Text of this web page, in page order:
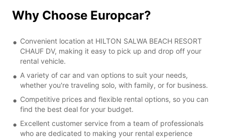
Why Choose Europcar?
Convenient location at HILTON SALWA BEACH RESORT
CHAUF DV, making it easy to pick up and drop off your
rental vehicle.
A variety of car and van options to suit your needs,
whether you're traveling solo, with family, or for business.
Competitive prices and flexible rental options, so you can
find the best deal for your budget.
Excellent customer service from a team of professionals
who are dedicated to making your rental experience